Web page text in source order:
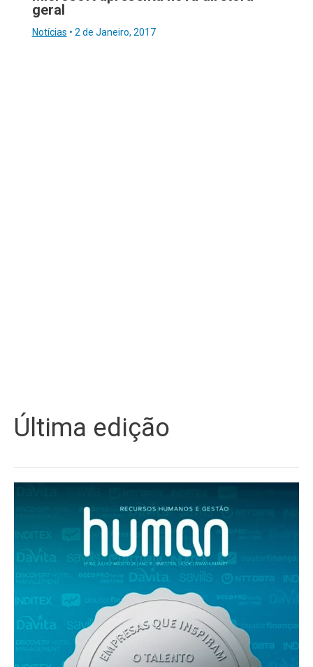
geral
Notícias • 2 de Janeiro, 2017
Última edição